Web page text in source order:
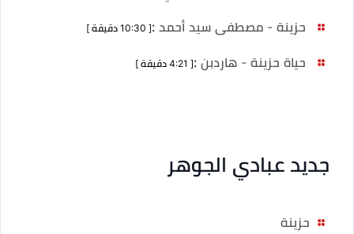
حزينة - مصطفى سيد أحمد :[ 10:30 دقيقة ]
حياة حزينة - هاردبن :[ 4:21 دقيقة ]
جديد عبادي الجوهر
حزينة